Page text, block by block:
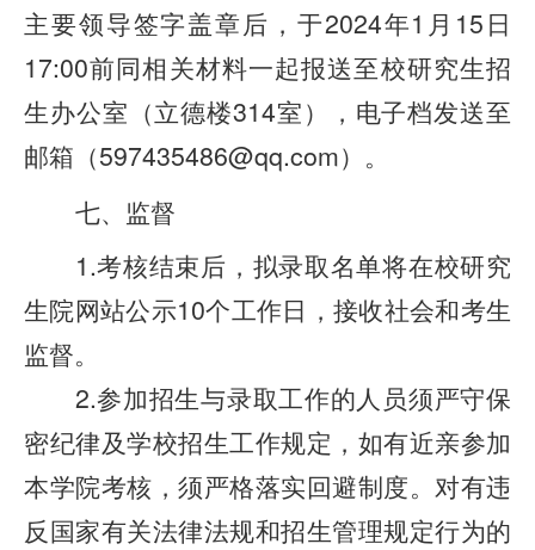
主要领导签字盖章后，于2024年1月15日
17:00前同相关材料一起报送至校研究生招
生办公室（立德楼314室），电子档发送至
邮箱（597435486@qq.com）。
七、监督
1.考核结束后，拟录取名单将在校研究
生院网站公示10个工作日，接收社会和考生
监督。
2.参加招生与录取工作的人员须严守保
密纪律及学校招生工作规定，如有近亲参加
本学院考核，须严格落实回避制度。对有违
反国家有关法律法规和招生管理规定行为的